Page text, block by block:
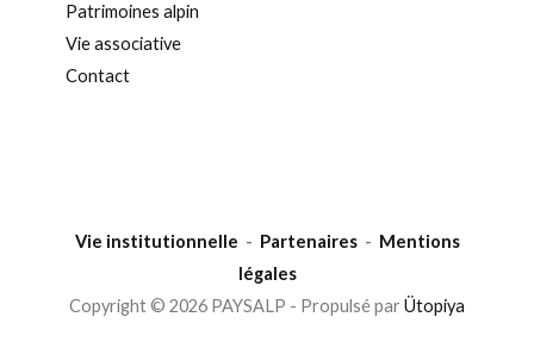
Patrimoines alpin
Vie associative
Contact
Vie institutionnelle - Partenaires- Mentions
légales
Copyright © 2026 PAYSALP - Propulsé par Ütopiya